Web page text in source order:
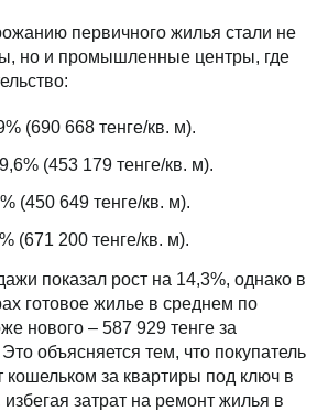
первичного жилья стали не
но и промышленные центры, где
(690 668 тенге/кв. м).
(453 179 тенге/кв. м).
(450 649 тенге/кв. м).
(671 200 тенге/кв. м).
показал рост на 14,3%, однако в
готовое жилье в среднем по
нового – 587 929 тенге за
объясняется тем, что покупатель
кошельком за квартиры под ключ в
затрат на ремонт жилья в